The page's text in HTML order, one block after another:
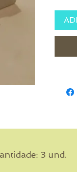
3 und.